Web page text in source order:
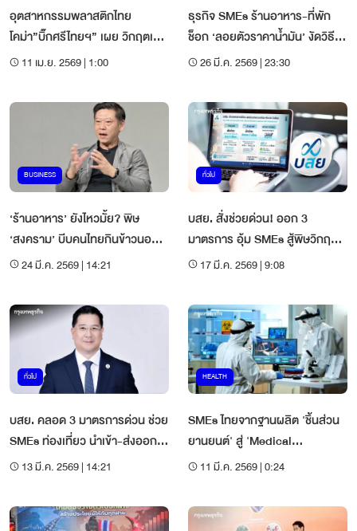
อุตสาหกรรมพลาสติกไทย
โคม่า”บิ๊กศรีไทยฯ” เผย วิกฤตเม็ด
พลาสติกพุ่ง 90%
11 เม.ย. 2569 | 1:00
ธุรกิจ SMEs ร้านอาหาร-ที่พัก
ช็อก ‘ลอยตัวราคาน้ำมัน’ งัดวิธี
รอดฝ่าต้นทุนพุ่ง กำไรหายวับ 10-
26 มี.ค. 2569 | 23:30
BUSINESS
‘ร้านอาหาร’ ยังไหวมั้ย? พิษ
‘สงคราม’ บีบคนไทยกินข้าวนอก
บ้านน้อยลง ยืดเยื้อเกิน 4 เดือน
24 มี.ค. 2569 | 14:21
ทั่วไป
บสย. สั่งช่วยด่วน! ออก 3
มาตรการ อุ้ม SMEs สู้พิษวิกฤต
ตะวันออกกลาง
17 มี.ค. 2569 | 9:08
ทั่วไป
บสย. คลอด 3 มาตรการด่วน ช่วย
SMEs ท่องเที่ยว นำเข้า-ส่งออก
ฝ่าวิกฤตตะวันออกกลาง
13 มี.ค. 2569 | 14:21
HEALTH
SMEs ไทยจากฐานผลิต 'ชิ้นส่วน
ยานยนต์' สู่ 'Medical
Manufacturing Hub'
11 มี.ค. 2569 | 0:24